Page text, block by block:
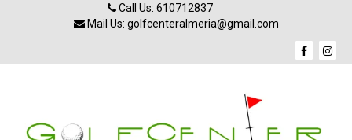
Call Us: 610712837
Mail Us: golfcenteralmeria@gmail.com